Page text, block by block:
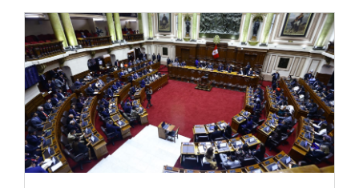
Por su parte, el congresista Alejandro Cavero Alva
(Avanza País), manifestó su oposición a la norma por ir
en contra de la meritocracia y de la buena calidad de
profesores. “Los estudiantes universitarios de nuestro
país merecen una buena educación y merecen tener
profesores que tengan maestría”.
En el mismo sentido, los parlamentarios Noelia Herrera